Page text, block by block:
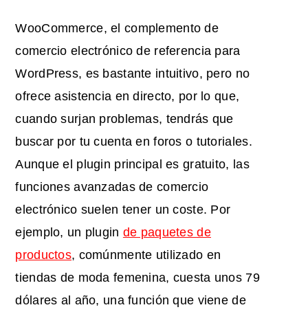
WooCommerce, el complemento de
comercio electrónico de referencia para
WordPress, es bastante intuitivo, pero no
ofrece asistencia en directo, por lo que,
cuando surjan problemas, tendrás que
buscar por tu cuenta en foros o tutoriales.
Aunque el plugin principal es gratuito, las
funciones avanzadas de comercio
electrónico suelen tener un coste. Por
ejemplo, un plugin de paquetes de
productos, comúnmente utilizado en
tiendas de moda femenina, cuesta unos 79
dólares al año, una función que viene de